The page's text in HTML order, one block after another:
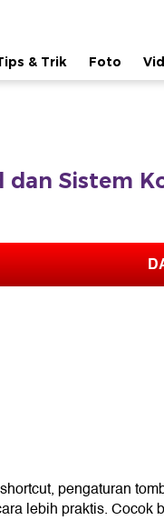
& Trik Foto
dan Sistem
pengaturan
lebih praktis.